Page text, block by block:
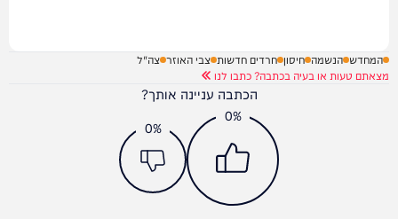
המחדש הנשמה חיסון חרדים חדשות צבי האוזר צה"ל
מצאתם טעות או בעיה בכתבה? כתבו לנו
הכתבה עניינה אותך?
0%
0%